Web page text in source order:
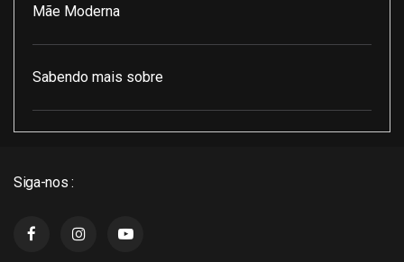
Mãe Moderna
Sabendo mais sobre
Siga-nos :